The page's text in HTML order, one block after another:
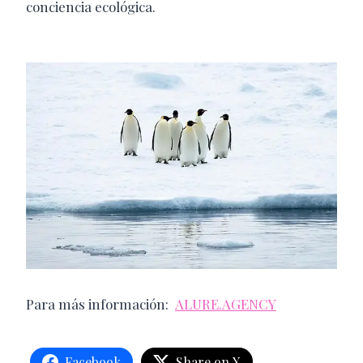
conciencia ecológica.
Para más información: ALURE.AGENCY